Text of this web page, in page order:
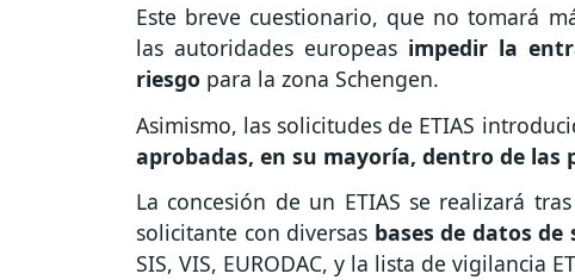
Este breve cuestionario, que no tomará
las autoridades europeas impedir la
riesgo para la zona Schengen.
Asimismo, las solicitudes de ETIAS
aprobadas, en su mayoría, dentro de las
La concesión de un ETIAS se realizará
solicitante con diversas bases de datos de
SIS, VIS, EURODAC, y la lista de vigilancia